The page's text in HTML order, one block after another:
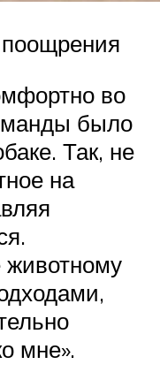
во
было
Так, не
на
животному
мне».